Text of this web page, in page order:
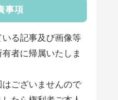
事項
る記事及び画像等
者に帰属いたしま
ございませんので